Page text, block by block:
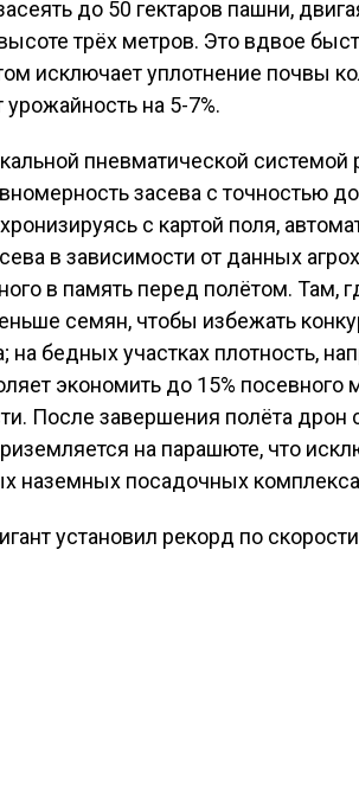
до 50 гектаров пашни,
трёх метров. Это вдвое
исключает уплотнение почвы
на 5-7%.
пневматической системой
засева с точностью
с картой поля,
в зависимости от данных
в память перед полётом. Там,
семян, чтобы избежать
на бедных участках плотность,
экономить до 15% посевного
После завершения полёта дрон
на парашюте, что
наземных посадочных